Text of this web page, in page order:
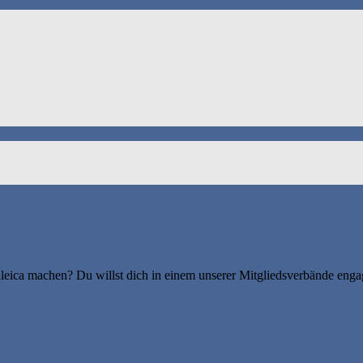
machen? Du willst dich in einem unserer Mitgliedsverbände